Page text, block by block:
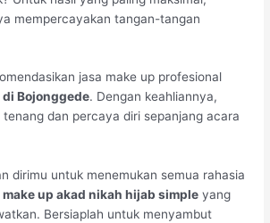
mempercayakan tangan-tangan
jasa make up profesional
Bojonggede. Dengan keahliannya,
tenang dan percaya diri sepanjang acara
dirimu untuk menemukan semua rahasia
make up akad nikah hijab simple yang
Bersiaplah untuk menyambut